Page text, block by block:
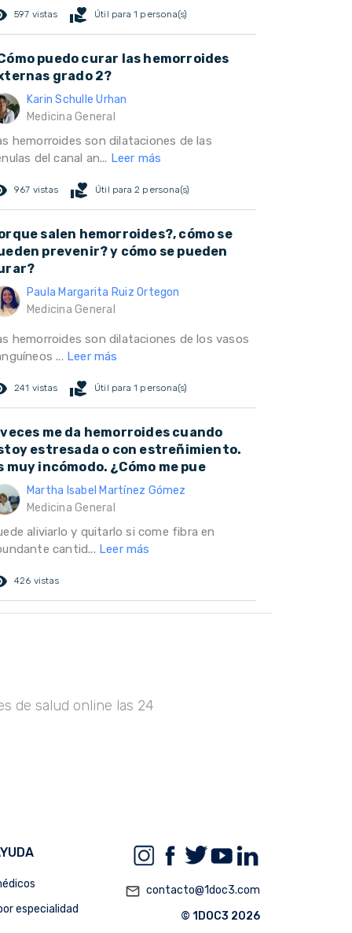
597 vistas volunteer_activism Útil para 1 persona(s)
puedo curar las hemorroides
grado 2?
Karin Schulle Urhan
Medicina General
hemorroides son dilataciones de las
del canal an... Leer más
967 vistas volunteer_activism Útil para 2 persona(s)
salen hemorroides?, cómo se
prevenir? y cómo se pueden
Paula Margarita Ruiz Ortegon
Medicina General
hemorroides son dilataciones de los vasos
... Leer más
241 vistas volunteer_activism Útil para 1 persona(s)
veces me da hemorroides cuando
estresada o con estreñimiento.
muy incómodo. ¿Cómo me pue
Martha Isabel Martínez Gómez
Medicina General
aliviarlo y quitarlo si come fibra en
cantid... Leer más
426 vistas
de salud online las 24
especialidad
mail_outline contacto@1doc3.com
© 1DOC3 2026